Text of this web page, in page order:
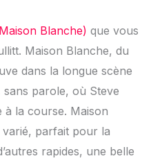
Blanche) que vous
Maison Blanche, du
dans la longue scène
parole, où Steve
à la course. Maison
varié, parfait pour la
rapides, une belle